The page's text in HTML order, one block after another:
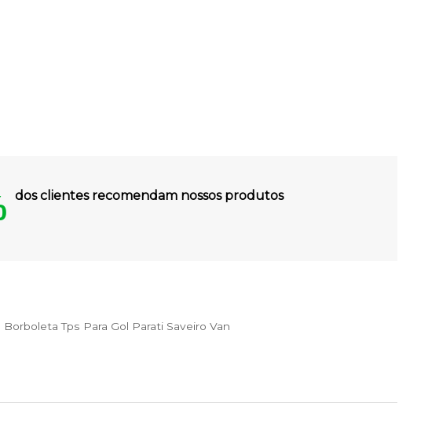
dos clientes recomendam nossos produtos
Tps Para Gol Parati Saveiro Van